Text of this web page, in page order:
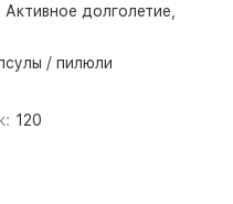
Активное долголетие,
/ пилюли
120